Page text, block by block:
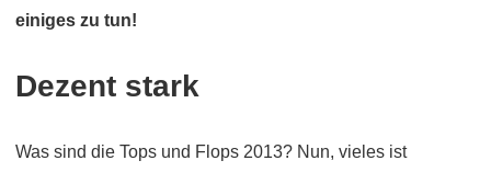
einiges zu tun!
Dezent stark
Was sind die Tops und Flops 2013? Nun, vieles ist